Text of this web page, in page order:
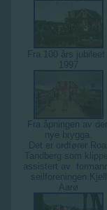
Fra 100 års jubileet
1997
Fra åpningen av den
nye brygga.
Det er ordfører
Tandberg som
assistert av
seilforeningen Kjell
Aarø